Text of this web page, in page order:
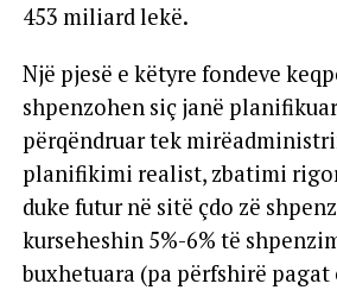
453 miliard lekë.
Një pjesë e këtyre fondeve
shpenzohen siç janë
përqëndruar tek
planifikimi realist, zbatimi
duke futur në sitë çdo zë
kurseheshin 5%-6% të
buxhetuara (pa përfshirë